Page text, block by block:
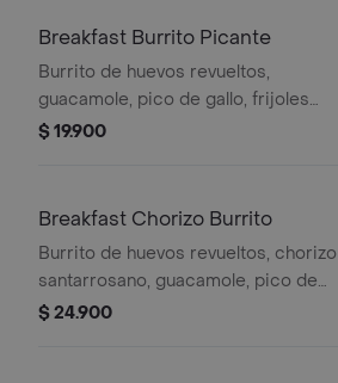
Breakfast Burrito Picante
Burrito de huevos revueltos,
guacamole, pico de gallo, frijoles
negros, arroz achiote, lechuga, queso
$ 19.900
Breakfast Chorizo Burrito
Burrito de huevos revueltos, chorizo
santarrosano, guacamole, pico de
gallo, frijoles negros, arroz achiotado,
$ 24.900